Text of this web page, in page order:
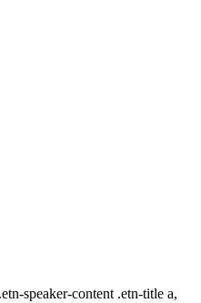
speaker-content .etn-title a,